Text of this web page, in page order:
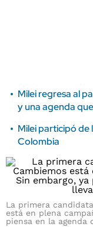
Milei regresa al
y una agenda
Milei participó de
Colombia
La primera
está en plena
piensa en la agenda